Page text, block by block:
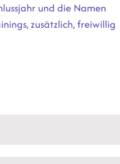
und die Namen
zusätzlich, freiwillig